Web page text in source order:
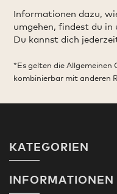
Informationen dazu,
umgehen, findest du in
Du kannst dich
*Es gelten die
kombinierbar mit anderen
KATEGORIEN
INFORMATIONEN